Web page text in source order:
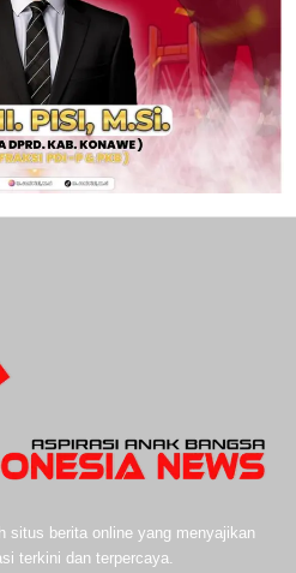
situs berita online yang menyajikan
terkini dan terpercaya.